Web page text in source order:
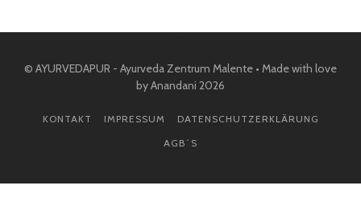
© AYURVEDAPUR - Ayurveda Zentrum Malente • Made with love
by Anandani 2026
KONTAKT IMPRESSUM
DATENSCHUTZERKLÄRUNG
AGB´S